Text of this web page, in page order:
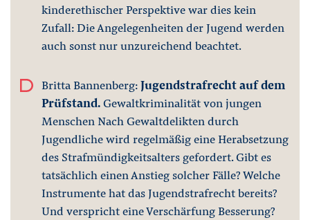
kinderethischer Perspektive war dies kein
Zufall: Die Angelegenheiten der Jugend werden
auch sonst nur unzureichend beachtet.
Britta Bannenberg:Jugendstrafrecht auf dem
Prüfstand.Gewaltkriminalität von jungen
Menschen Nach Gewaltdelikten durch
Jugendliche wird regelmäßig eine Herabsetzung
des Strafmündigkeitsalters gefordert. Gibt es
tatsächlich einen Anstieg solcher Fälle? Welche
Instrumente hat das Jugendstrafrecht bereits?
Und verspricht eine Verschärfung Besserung?